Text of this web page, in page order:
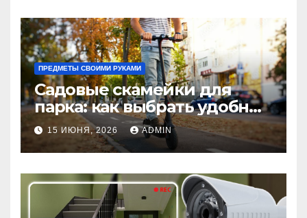
ПРЕДМЕТЫ СВОИМИ РУКАМИ
Садовые скамейки для
парка: как выбрать удобные
и долговечные модели
Madmetal.ru
15 ИЮНЯ, 2026 ADMIN